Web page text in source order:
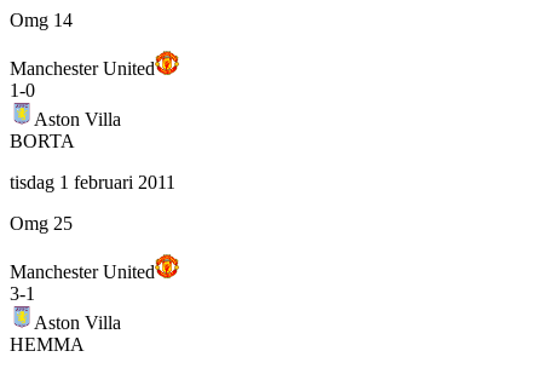
Omg 14
Manchester United
1-0
Aston Villa
BORTA
tisdag 1 februari 2011
Omg 25
Manchester United
3-1
Aston Villa
HEMMA